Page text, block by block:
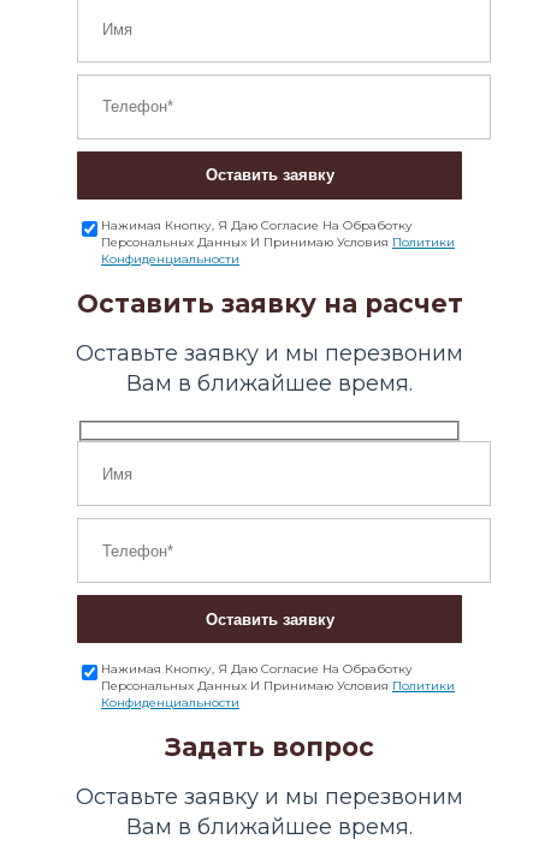
Оставить заявку
Нажимая Кнопку, Я Даю Согласие На Обработку
Персональных Данных И Принимаю Условия Политики
Конфиденциальности
Оставить заявку на расчет
Оставьте заявку и мы перезвоним
Вам в ближайшее время.
Оставить заявку
Нажимая Кнопку, Я Даю Согласие На Обработку
Персональных Данных И Принимаю Условия Политики
Конфиденциальности
Задать вопрос
Оставьте заявку и мы перезвоним
Вам в ближайшее время.